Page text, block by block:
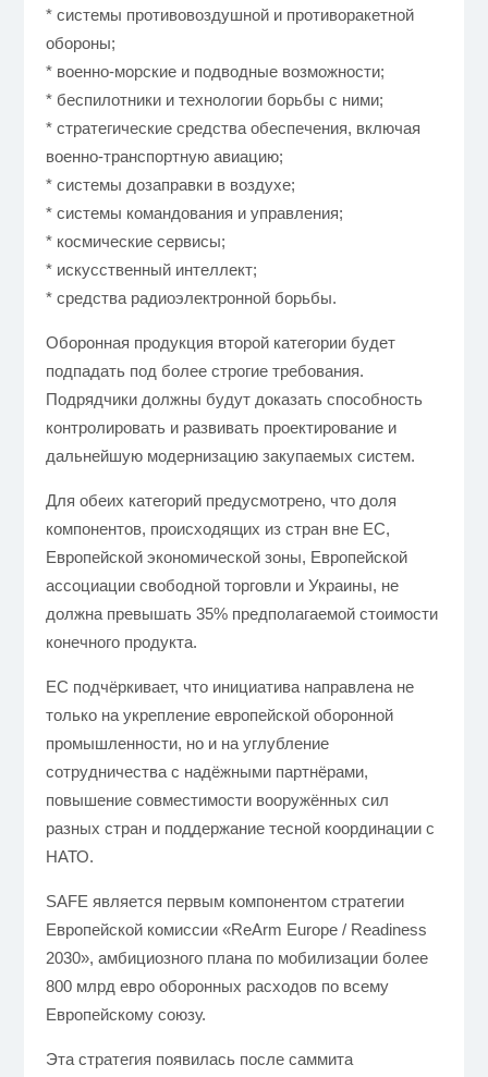
* системы противовоздушной и противоракетной
обороны;
* военно-морские и подводные возможности;
* беспилотники и технологии борьбы с ними;
* стратегические средства обеспечения, включая
военно-транспортную авиацию;
* системы дозаправки в воздухе;
* системы командования и управления;
* космические сервисы;
* искусственный интеллект;
* средства радиоэлектронной борьбы.
Оборонная продукция второй категории будет
подпадать под более строгие требования.
Подрядчики должны будут доказать способность
контролировать и развивать проектирование и
дальнейшую модернизацию закупаемых систем.
Для обеих категорий предусмотрено, что доля
компонентов, происходящих из стран вне ЕС,
Европейской экономической зоны, Европейской
ассоциации свободной торговли и Украины, не
должна превышать 35% предполагаемой стоимости
конечного продукта.
ЕС подчёркивает, что инициатива направлена не
только на укрепление европейской оборонной
промышленности, но и на углубление
сотрудничества с надёжными партнёрами,
повышение совместимости вооружённых сил
разных стран и поддержание тесной координации с
НАТО.
SAFE является первым компонентом стратегии
Европейской комиссии «ReArm Europe / Readiness
2030», амбициозного плана по мобилизации более
800 млрд евро оборонных расходов по всему
Европейскому союзу.
Эта стратегия появилась после саммита